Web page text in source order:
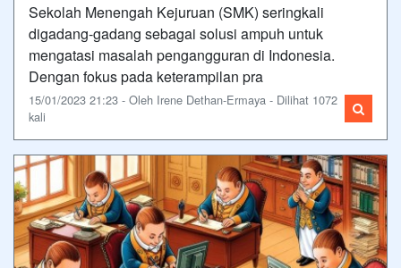
Sekolah Menengah Kejuruan (SMK) seringkali
digadang-gadang sebagai solusi ampuh untuk
mengatasi masalah pengangguran di Indonesia.
Dengan fokus pada keterampilan pra
15/01/2023 21:23 - Oleh Irene Dethan-Ermaya - Dilihat 1072
kali